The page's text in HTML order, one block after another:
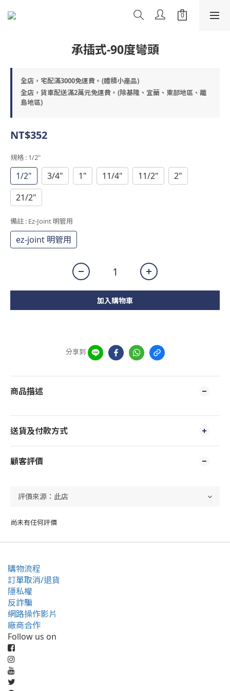
承插式-90度彎頭
全店，宅配滿3000免運費。(體積小產品)
全店，貨車配送滿2萬元免運費。(除基隆、宜蘭、東部地區、離
島地區)
NT$352
規格 : 1/2"
1/2" 3/4" 1" 11/4" 11/2"
2"
21/2"
備註 : Ez-Joint 明管用
ez-joint 明管用
加入購物車
分享到
商品描述
送貨及付款方式
顧客評價
尚未有任何評價
購物流程
訂單取消/退貨
隱私權
反詐騙
網路操作影片
廠商合作
Follow us on